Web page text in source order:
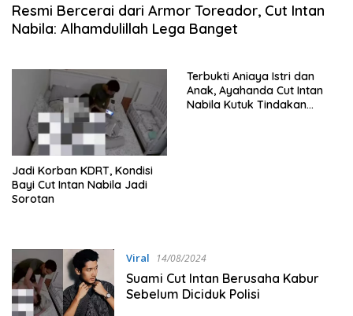
Resmi Bercerai dari Armor Toreador, Cut Intan
Nabila: Alhamdulillah Lega Banget
Jadi Korban KDRT, Kondisi
Bayi Cut Intan Nabila Jadi
Sorotan
Terbukti Aniaya Istri dan
Anak, Ayahanda Cut Intan
Nabila Kutuk Tindakan
Viral 14/08/2024
Suami Cut Intan Berusaha Kabur
Sebelum Diciduk Polisi